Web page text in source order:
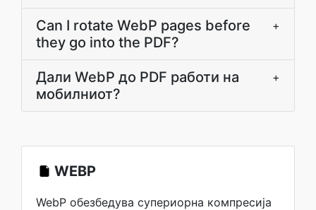
Can I rotate WebP pages before
they go into the PDF?
+
Дали WebP до PDF работи на
мобилниот?
+
WEBP
WebP обезбедува супериорна компресија